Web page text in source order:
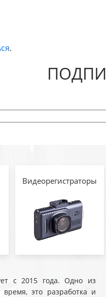
.
Видеорегистраторы
с 2015 года. Одно из
это разработка и